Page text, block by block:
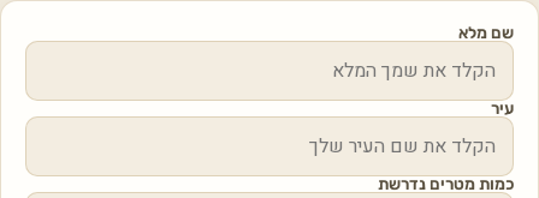
שם מלא
עיר
כמות מטרים נדרשת